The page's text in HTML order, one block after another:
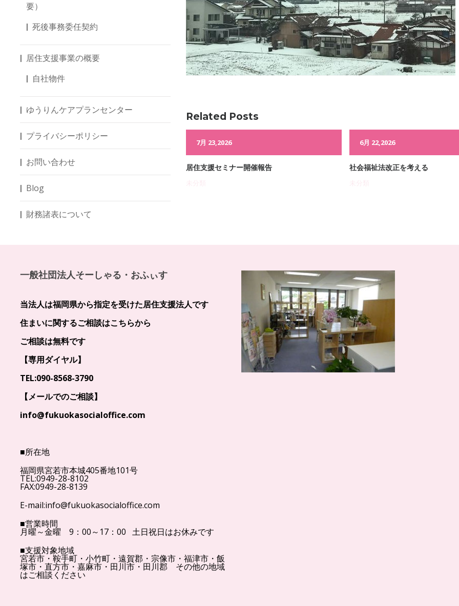
Related Posts
12月 30,2017
年末のご挨拶
未分類
7月 23,2026
居住支援セミナー開催報告
6月 22,2026
社会福祉法改正を考える
要）
死後事務委任契約
居住支援事業の概要
自社物件
ゆうりんケアプランセンター
プライバシーポリシー
お問い合わせ
Blog
財務諸表について
一般社団法人そーしゃる・おふぃす
当法人は福岡県から指定を受けた居住支援法人です
住まいに関するご相談はこちらから
ご相談は無料です
【専用ダイヤル】
TEL:090-8568-3790
【メールでのご相談】
info@fukuokasocialoffice.com
■所在地
福岡県宮若市本城405番地101号
TEL:0949-28-8102
FAX:0949-28-8139
E-mail:info@fukuokasocialoffice.com
■営業時間
月曜～金曜 9：00～17：00 土日祝日はお休みです
■支援対象地域
宮若市・鞍手町・小竹町・遠賀郡・宗像市・福津市・飯
塚市・直方市・嘉麻市・田川市・田川郡 その他の地域
はご相談ください